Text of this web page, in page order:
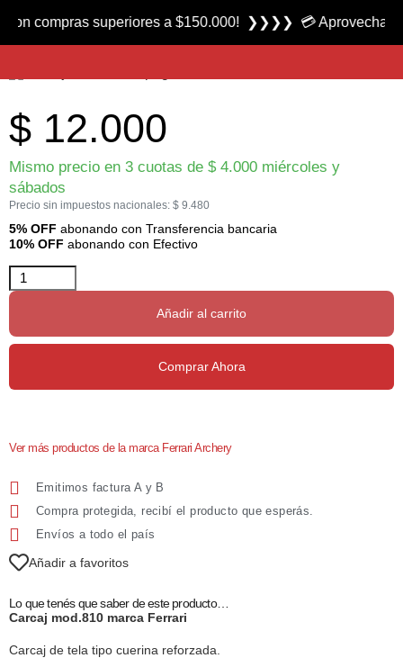
Producto nuevo
Carcaj 810 marca Ferrari
$ 12.000
Mismo precio en 3 cuotas de $4.000 miércoles y
sábados
Precio sin impuestos nacionales: $ 9.480
5% OFF abonando con Transferencia bancaria
10% OFF abonando con Efectivo
Añadir al carrito
Comprar Ahora
Ver más productos de la marca Ferrari Archery
Emitimos factura A y B
Compra protegida, recibí el producto que esperás.
Envíos a todo el país
Añadir a favoritos
Lo que tenés que saber de este producto…
Carcaj mod.810 marca Ferrari
Carcaj de tela tipo cuerina reforzada.
superiores a $150.000! ❯❯❯❯ 💳 Aprovecha las 3